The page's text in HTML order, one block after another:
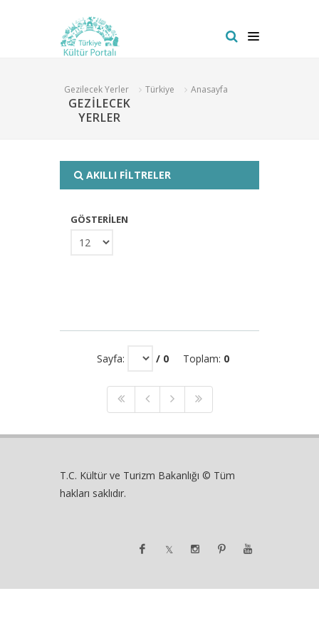
Gezilecek Yerler Türkiye Anasayfa
GEZİLECEK
YERLER
AKILLI FİLTRELER
GÖSTERİLEN
Sayfa: / 0 Toplam: 0
T.C. Kültür ve Turizm Bakanlığı © Tüm
hakları saklıdır.